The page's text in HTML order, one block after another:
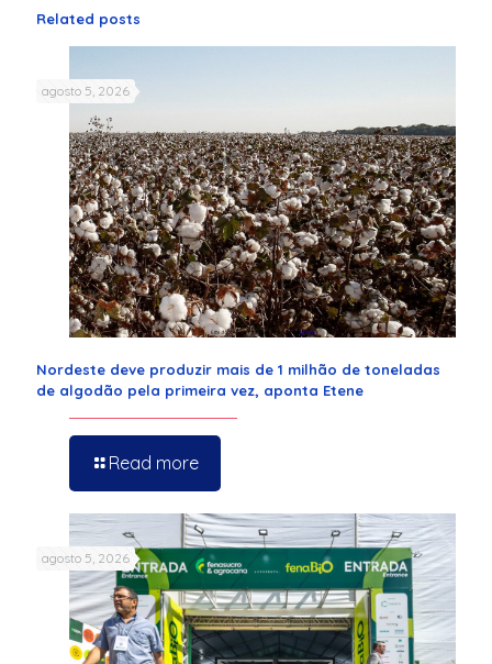
Related posts
agosto 5, 2026
Nordeste deve produzir mais de 1 milhão de toneladas
de algodão pela primeira vez, aponta Etene
Read more
agosto 5, 2026